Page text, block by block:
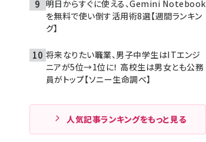
明日からすぐに使える、Gemini Notebook
を無料で使い倒す活用術8選【週間ランキン
グ】
将来なりたい職業、男子中学生はITエンジ
ニアが5位→1位に！ 高校生は男女とも公務
員がトップ【ソニー生命調べ】
人気記事ランキングをもっと見る